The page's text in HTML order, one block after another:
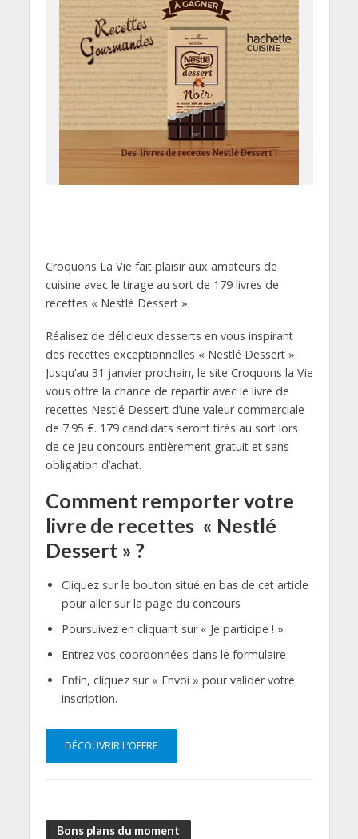
Croquons La Vie fait plaisir aux amateurs de
cuisine avec le tirage au sort de 179 livres de
recettes « Nestlé Dessert ».
Réalisez de délicieux desserts en vous inspirant
des recettes exceptionnelles « Nestlé Dessert ».
Jusqu’au 31 janvier prochain, le site Croquons la Vie
vous offre la chance de repartir avec le livre de
recettes Nestlé Dessert d’une valeur commerciale
de 7.95 €. 179 candidats seront tirés au sort lors
de ce jeu concours entièrement gratuit et sans
obligation d’achat.
Comment remporter votre
livre de recettes « Nestlé
Dessert » ?
Cliquez sur le bouton situé en bas de cet article
pour aller sur la page du concours
Poursuivez en cliquant sur « Je participe ! »
Entrez vos coordonnées dans le formulaire
Enfin, cliquez sur « Envoi » pour valider votre
inscription.
DÉCOUVRIR L’OFFRE
Bons plans du moment